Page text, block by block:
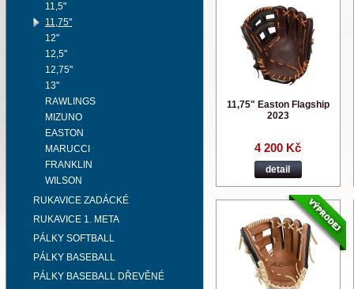
11,5"
11,75"
12"
12,5"
12,75"
13"
RAWLINGS
MIZUNO
EASTON
MARUCCI
FRANKLIN
WILSON
RUKAVICE ZADÁCKÉ
RUKAVICE 1. META
PÁLKY SOFTBALL
PÁLKY BASEBALL
PÁLKY BASEBALL DŘEVĚNÉ
11,75" Easton Flagship
2023
4 200 Kč
detail